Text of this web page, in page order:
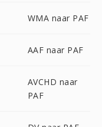
WMA naar PAF
AAF naar PAF
AVCHD naar
PAF